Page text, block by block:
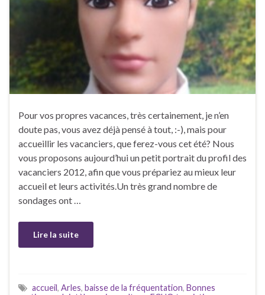
Pour vos propres vacances, très certainement, je n’en
doute pas, vous avez déjà pensé à tout, :-), mais pour
accueillir les vacanciers, que ferez-vous cet été? Nous
vous proposons aujourd’hui un petit portrait du profil des
vacanciers 2012, afin que vous prépariez au mieux leur
accueil et leurs activités.Un très grand nombre de
sondages ont …
Lire la suite
accueil, Arles, baisse de la fréquentation, Bonnes